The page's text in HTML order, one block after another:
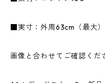
■実寸：外周63cm（最大
画像と合わせてご確認くだ